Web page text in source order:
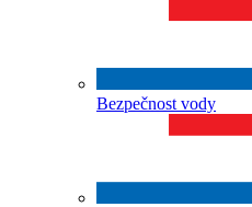
Bezpečnost vody